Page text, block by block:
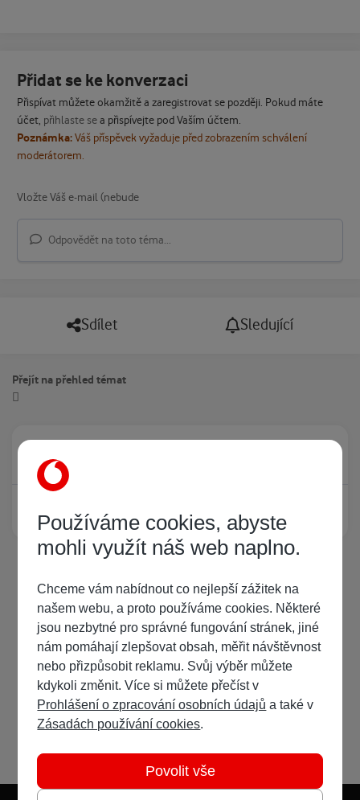
Přidat se ke konverzaci
Přispívat můžete okamžitě a zaregistrovat se později. Pokud máte
účet, přihlaste sea přispívejte pod Vaším účtem.
Poznámka:Váš příspěvek vyžaduje před zobrazením schválení
moderátorem.
Odpovědět na toto téma...
Sdílet Sledující
Přejít na přehled témat
Právě prohlíží tuto stránku
Žádný registrovaný uživatel si neprohlíží tuto stránku
Používáme cookies, abyste
mohli využít náš web naplno.
Chceme vám nabídnout co nejlepší zážitek na
našem webu, a proto používáme cookies. Některé
jsou nezbytné pro správné fungování stránek, jiné
nám pomáhají zlepšovat obsah, měřit návštěvnost
nebo přizpůsobit reklamu. Svůj výběr můžete
kdykoli změnit. Více si můžete přečíst v
Prohlášení o zpracování osobních údajů a také v
Zásadách používání cookies.
Povolit vše